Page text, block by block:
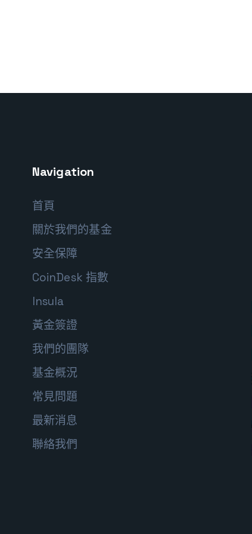
Navigation
首頁
關於我們的基金
安全保障
CoinDesk 指數
Insula
黃金簽證
我們的團隊
基金概況
常見問題
最新消息
聯絡我們